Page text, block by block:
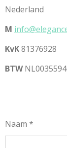
Nederland
M
KvK81376928
BTW
Naam *